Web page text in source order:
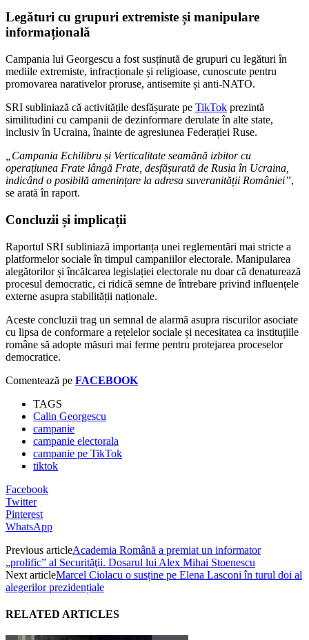
Legături cu grupuri extremiste și manipulare
informațională
Campania lui Georgescu a fost susținută de grupuri cu legături în
mediile extremiste, infracționale și religioase, cunoscute pentru
promovarea narativelor proruse, antisemite și anti-NATO.
SRI subliniază că activitățile desfășurate pe TikTok prezintă
similitudini cu campanii de dezinformare derulate în alte state,
inclusiv în Ucraina, înainte de agresiunea Federației Ruse.
„Campania Echilibru și Verticalitate seamănă izbitor cu
operațiunea Frate lângă Frate, desfășurată de Rusia în Ucraina,
indicând o posibilă amenințare la adresa suveranității României”,
se arată în raport.
Concluzii și implicații
Raportul SRI subliniază importanța unei reglementări mai stricte a
platformelor sociale în timpul campaniilor electorale. Manipularea
alegătorilor și încălcarea legislației electorale nu doar că denaturează
procesul democratic, ci ridică semne de întrebare privind influențele
externe asupra stabilității naționale.
Aceste concluzii trag un semnal de alarmă asupra riscurilor asociate
cu lipsa de conformare a rețelelor sociale și necesitatea ca instituțiile
române să adopte măsuri mai ferme pentru protejarea proceselor
democratice.
Comentează pe FACEBOOK
TAGS
Calin Georgescu
campanie
campanie electorala
campanie pe TikTok
tiktok
Facebook
Twitter
Pinterest
WhatsApp
Previous articleAcademia Română a premiat un informator
„prolific” al Securităţii. Dosarul lui Alex Mihai Stoenescu
Next articleMarcel Ciolacu o susține pe Elena Lasconi în turul doi al
alegerilor prezidențiale
RELATED ARTICLES